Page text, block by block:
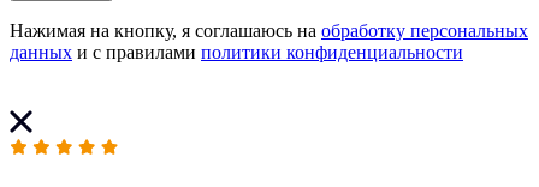
Нажимая на кнопку, я соглашаюсь на обработку персональных
данных и с правилами политики конфиденциальности